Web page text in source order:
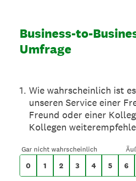
Business-to-
Umfrage
1. Auf einer Skala von 0 bis
Wie wahrscheinlich ist
unseren Service einer
Freund oder einer
Kollegen
Gar nicht wahrscheinlich
0 1 2 3 4 5 6